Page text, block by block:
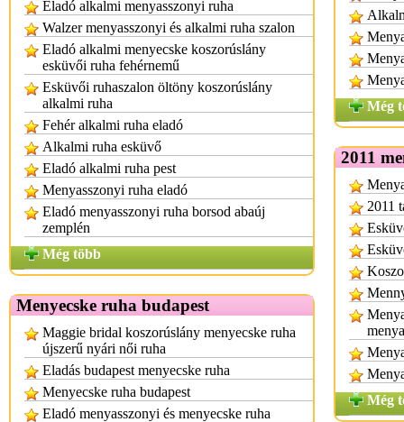
Eladó alkalmi menyasszonyi ruha
Walzer menyasszonyi és alkalmi ruha szalon
Eladó alkalmi menyecske koszorúslány
esküvői ruha fehérnemű
Esküvői ruhaszalon öltöny koszorúslány
alkalmi ruha
Fehér alkalmi ruha eladó
Alkalmi ruha esküvő
Eladó alkalmi ruha pest
Menyasszonyi ruha eladó
Eladó menyasszonyi ruha borsod abaúj
zemplén
Még több
Menyecske ruha budapest
Maggie bridal koszorúslány menyecske ruha
újszerű nyári női ruha
Eladás budapest menyecske ruha
Menyecske ruha budapest
Eladó menyasszonyi és menyecske ruha
Még
2011
2011
Még